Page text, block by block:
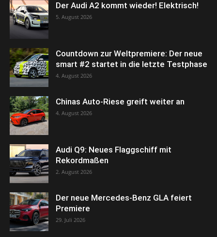
Der Audi A2 kommt wieder! Elektrisch!
5. August 2026
Countdown zur Weltpremiere: Der neue
smart #2 startet in die letzte Testphase
4. August 2026
Chinas Auto-Riese greift weiter an
4. August 2026
Audi Q9: Neues Flaggschiff mit
Rekordmaßen
2. August 2026
Der neue Mercedes-Benz GLA feiert
Premiere
29. Juli 2026